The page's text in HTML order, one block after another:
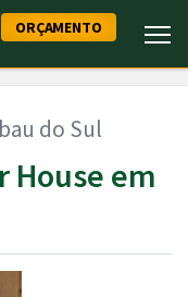
ORÇAMENTO
do Sul
House em